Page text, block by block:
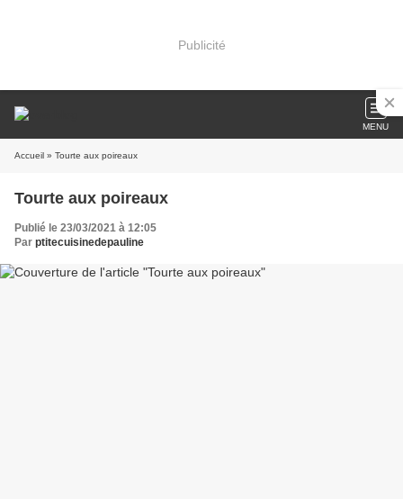
Publicité
MENU
Accueil » Tourte aux poireaux
Tourte aux poireaux
Publié le 23/03/2021 à 12:05
Par ptitecuisinedepauline